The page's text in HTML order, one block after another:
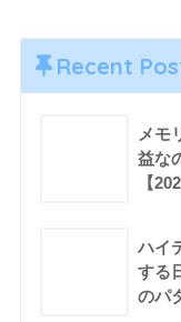
Recent
メモ
益な
【
ハイ
する
のパ